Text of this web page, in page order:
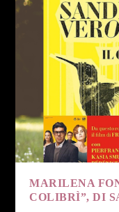
MARILENA
COLIBRÌ”, DI